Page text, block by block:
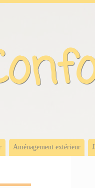
Aménagement extérieur